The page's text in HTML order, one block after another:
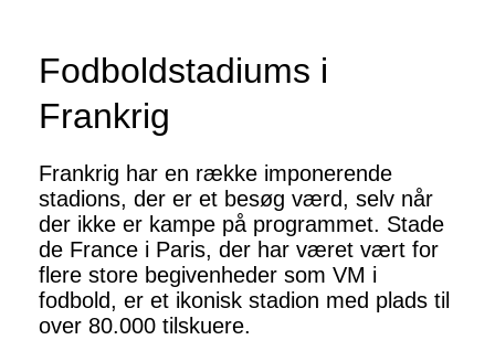
Fodboldstadiums i
Frankrig
Frankrig har en række imponerende
stadions, der er et besøg værd, selv når
der ikke er kampe på programmet. Stade
de France i Paris, der har været vært for
flere store begivenheder som VM i
fodbold, er et ikonisk stadion med plads til
over 80.000 tilskuere.